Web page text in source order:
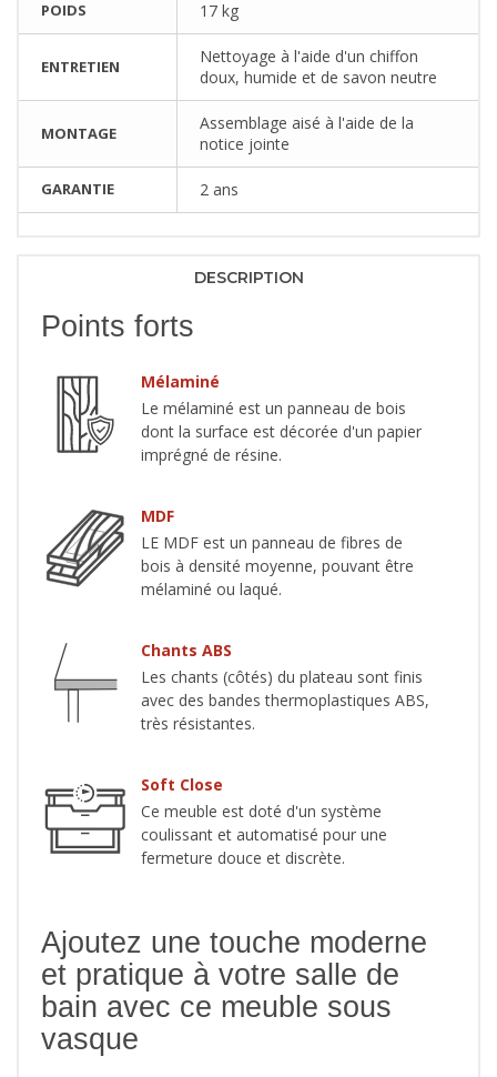
POIDS 17 kg
ENTRETIEN
Nettoyage à l'aide d'un chiffon
doux, humide et de savon neutre
MONTAGE
Assemblage aisé à l'aide de la
notice jointe
GARANTIE 2 ans
DESCRIPTION
Points forts
Mélaminé
Le mélaminé est un panneau de bois
dont la surface est décorée d'un papier
imprégné de résine.
MDF
LE MDF est un panneau de fibres de
bois à densité moyenne, pouvant être
mélaminé ou laqué.
Chants ABS
Les chants (côtés) du plateau sont finis
avec des bandes thermoplastiques ABS,
très résistantes.
Soft Close
Ce meuble est doté d'un système
coulissant et automatisé pour une
fermeture douce et discrète.
Ajoutez une touche moderne
et pratique à votre salle de
bain avec ce meuble sous
vasque